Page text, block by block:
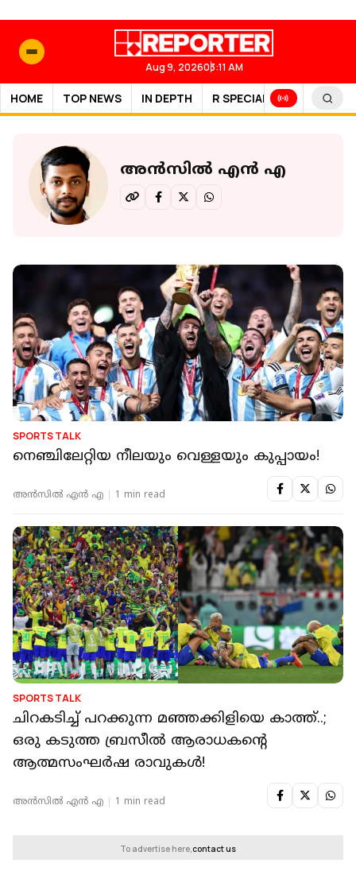
Aug 9, 202603:11 AM
HOME TOP NEWS IN DEPTH R SPECIAL SPORTS
അൻസിൽ എൻ എ
SPORTS TALK
നെഞ്ചിലേറ്റിയ നീലയും വെള്ളയും കുപ്പായം!
അൻസിൽ എൻ എ 1 min read
SPORTS TALK
ചിറകടിച്ച് പറക്കുന്ന മഞ്ഞക്കിളിയെ കാത്ത്..;
ഒരു കടുത്ത ബ്രസീൽ ആരാധകൻ്റെ
ആത്മസംഘർഷ രാവുകൾ!
അൻസിൽ എൻ എ 1 min read
To advertise here,contact us